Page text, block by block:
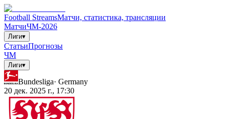
Football StreamsМатчи, статистика, трансляции
МатчиЧМ-2026
Лиги▾
СтатьиПрогнозы
ЧМ
Лиги▾
Bundesliga· Germany
20 дек. 2025 г., 17:30